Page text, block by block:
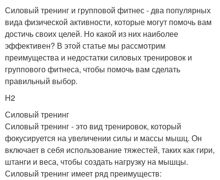
Силовый тренинг и групповой фитнес - два популярных
вида физической активности, которые могут помочь вам
достичь своих целей. Но какой из них наиболее
эффективен? В этой статье мы рассмотрим
преимущества и недостатки силовых тренировок и
группового фитнеса, чтобы помочь вам сделать
правильный выбор.
H2
Силовый тренинг
Силовый тренинг - это вид тренировок, который
фокусируется на увеличении силы и массы мышц. Он
включает в себя использование тяжестей, таких как гири,
штанги и веса, чтобы создать нагрузку на мышцы.
Силовый тренинг имеет ряд преимуществ: